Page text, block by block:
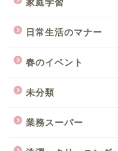
日常生活のマナー
春のイベント
未分類
業務スーパー